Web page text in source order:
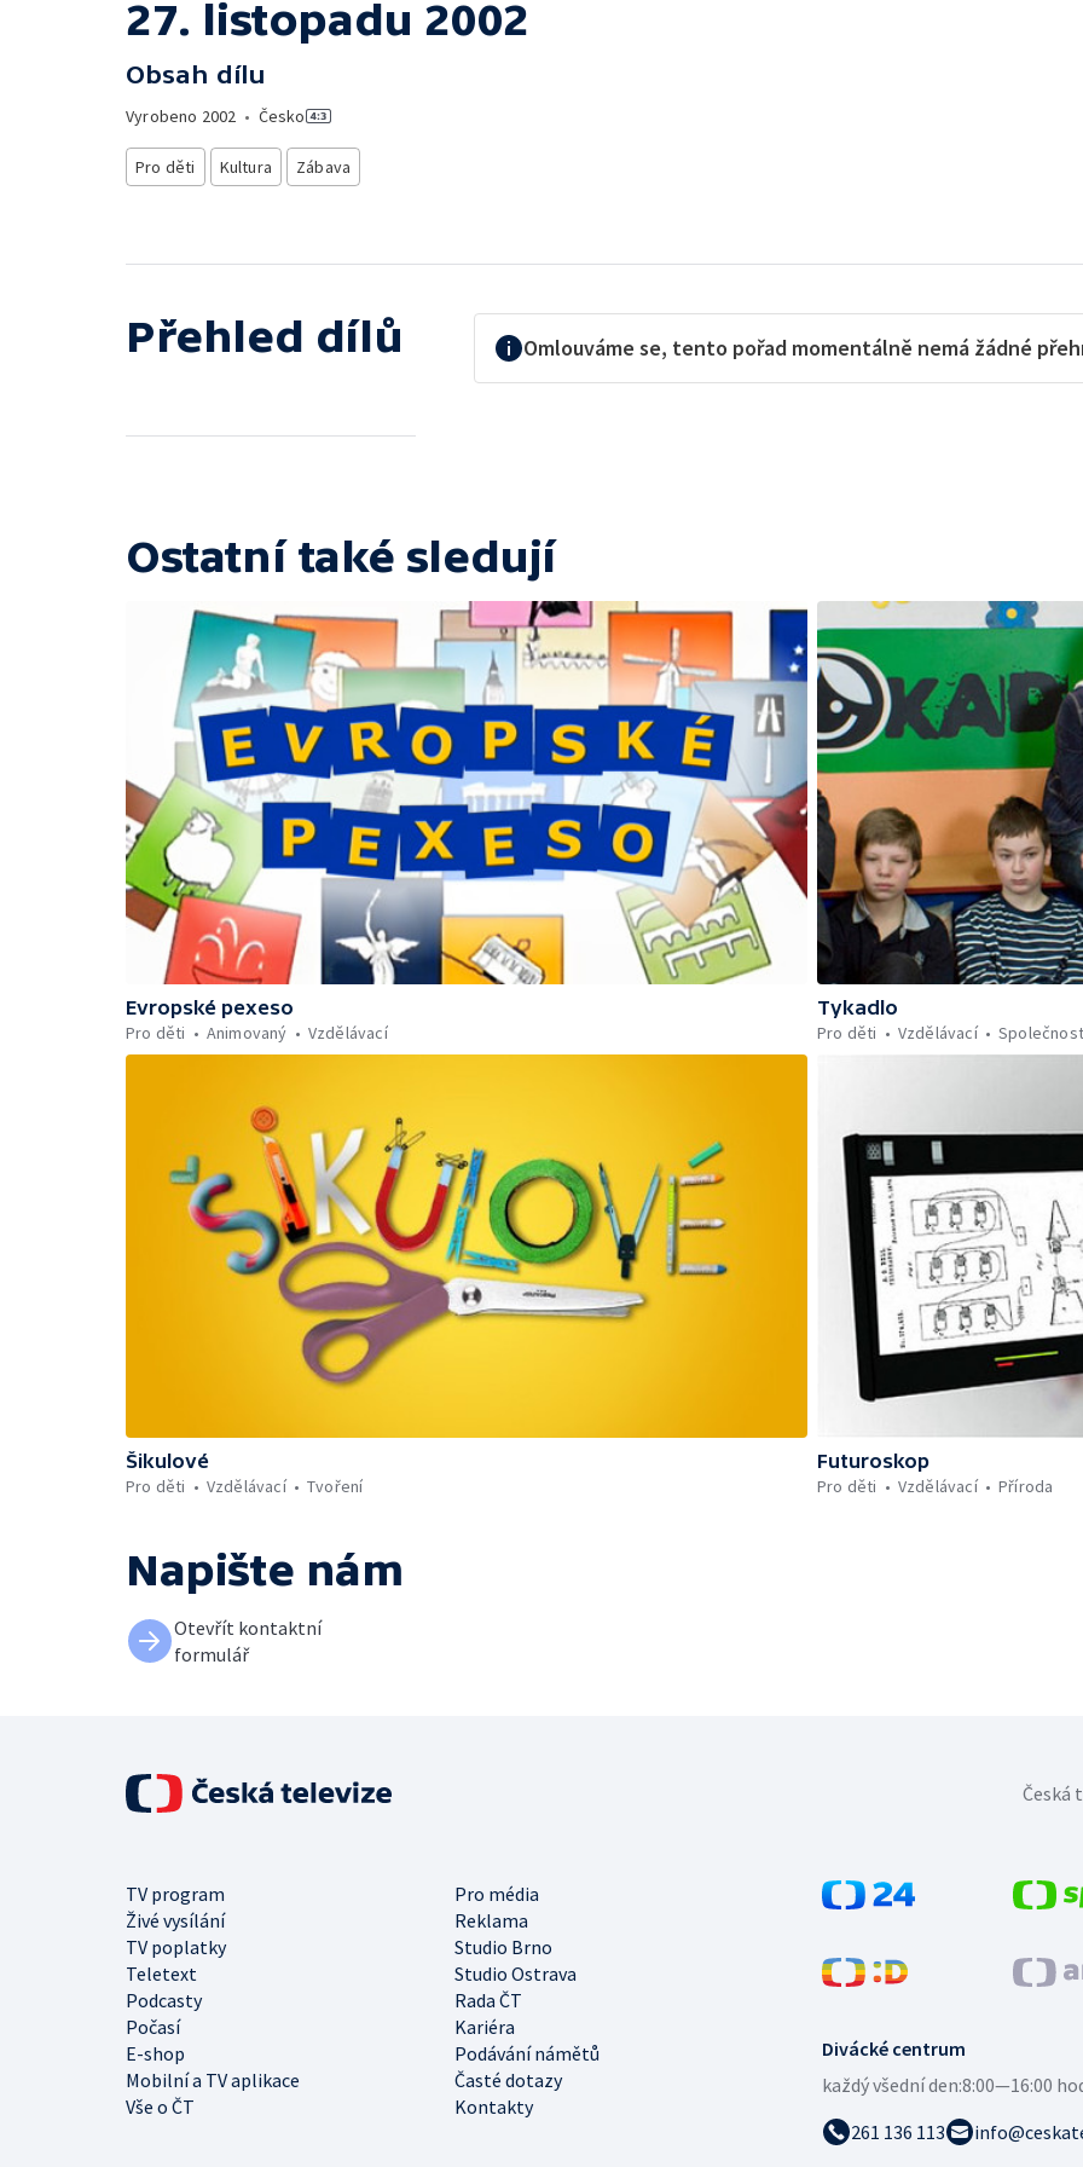
27. listopadu 2002
Obsah dílu
Vyrobeno 2002 • Česko
Pro děti Kultura Zábava
Přehled dílů Omlouváme se, tento pořad momentálně nemá žádné
Ostatní také sledují
Evropské pexeso
Pro děti
Animovaný Vzdělávací
Tykadlo
Pro děti
Vzdělávací
Šikulové
Pro děti
Vzdělávací Tvoření
Futuroskop
Pro děti
Vzdělávací Příroda
Napište nám
Otevřít kontaktní
formulář
Divácké centrum
každý všední den:8:00—16:00
261 136 113
TV program
Pro média
Živé vysílání
Reklama
TV poplatky
Studio Brno
Teletext
Studio Ostrava
Podcasty
Rada ČT
Počasí
Kariéra
E-shop
Podávání námětů
Mobilní a TV aplikace
Časté dotazy
Vše o ČT
Kontakty
Česká